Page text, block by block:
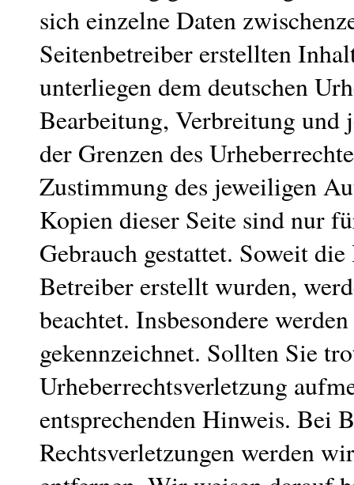
sich einzelne Daten
Seitenbetreiber erstellten
unterliegen dem deutschen
Bearbeitung, Verbreitung und
der Grenzen des
Zustimmung des jeweiligen
Kopien dieser Seite sind nur
Gebrauch gestattet. Soweit
Betreiber erstellt wurden,
beachtet. Insbesondere
gekennzeichnet. Sollten Sie
Urheberrechtsverletzung
entsprechenden Hinweis. Bei
Rechtsverletzungen werden